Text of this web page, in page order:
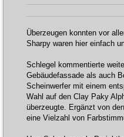
Überzeugen konnten vor
Sharpy waren hier einfach
Schlegel kommentierte
Gebäudefassade als auch
Scheinwerfer mit einem
Wahl auf den Clay Paky
überzeugte. Ergänzt von
eine Vielzahl von